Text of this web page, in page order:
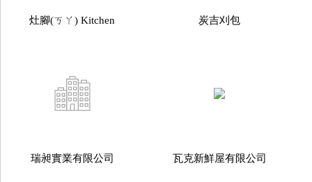
灶腳(ㄎㄚ) Kitchen 炭吉刈包
瑞昶實業有限公司 瓦克新鮮屋有限公司